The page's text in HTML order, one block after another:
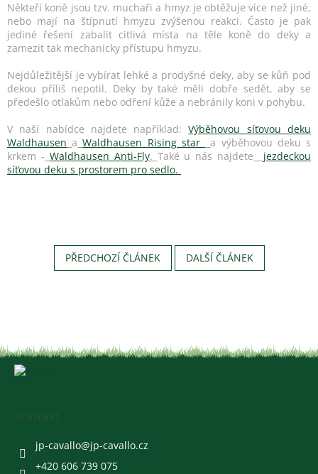
Někteří koně jsou tzv. muchaři a hmyz je obtěžuje více než jiné,
nebo mají na štípnutí hmyzu zvýšenou reakci. Často je pak
jediné řešení zabalit citlivá místa na těle koně do deky a
zamezit tak mechanicky přístupu hmyzu.
Nejdůležitější je vybírat lehké a prodyšné deky, aby se kůň pod
dekou příliš nepotil. Deky by také měli dobře sedět, aby se
předešlo otlakům nebo odření kůže a nebránily koni v pohybu.
V naší nabídce najdete například:Výběhovou síťovou deku
Waldhausen a Waldhausen Rising star
a výběhovou deku s
krkem - Waldhausen Anti-Fly. Také u nás najdete
jezdeckou
síťovou deku s prostorem pro sedlo.
PŘEDCHOZÍ ČLÁNEK DALŠÍ ČLÁNEK
jp-cavallo@jp-cavallo.cz
+420 606 739 075